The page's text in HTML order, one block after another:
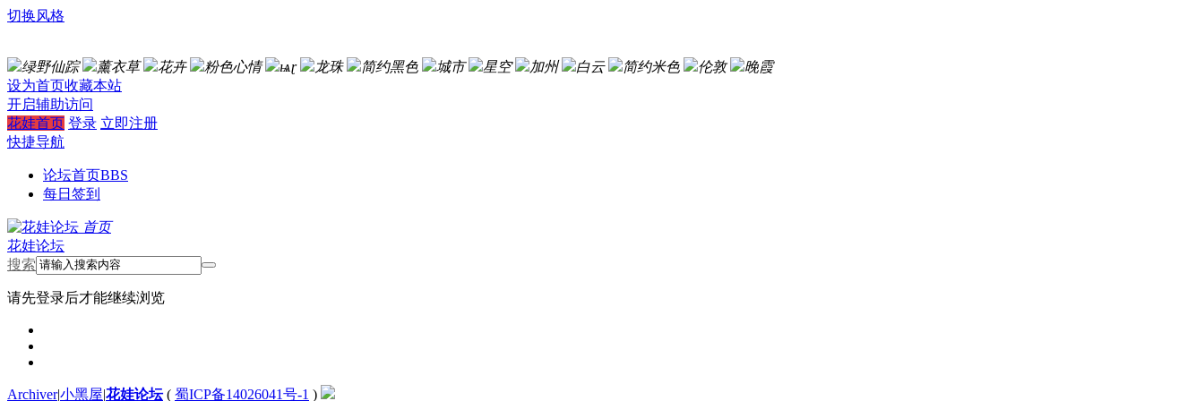
切换风格
绿野仙踪 薰衣草 花卉 粉色心情 ѩɽ 龙珠 简约黑色 城市 星空 加州 白云 简约米色 伦敦
晚霞
设为首页收藏本站
开启辅助访问
花娃首页 登录 立即注册
快捷导航
论坛首页BBS
每日签到
首页
花娃论坛
搜索
请先登录后才能继续浏览
Archiver|小黑屋|花娃论坛( 蜀ICP备14026041号-1 )